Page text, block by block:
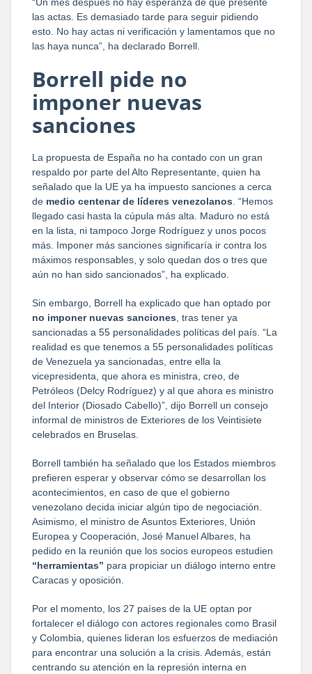
las actas. Es demasiado tarde para seguir pidiendo
esto. No hay actas ni verificación y lamentamos que no
las haya nunca”, ha declarado Borrell.
Borrell pide no
imponer nuevas
sanciones
La propuesta de España no ha contado con un gran
respaldo por parte del Alto Representante, quien ha
señalado que la UE ya ha impuesto sanciones a cerca
de medio centenar de líderes venezolanos . “Hemos
llegado casi hasta la cúpula más alta. Maduro no está
en la lista, ni tampoco Jorge Rodríguez y unos pocos
más. Imponer más sanciones significaría ir contra los
máximos responsables, y solo quedan dos o tres que
aún no han sido sancionados”, ha explicado.
Sin embargo, Borrell ha explicado que han optado por
no imponer nuevas sanciones , tras tener ya
sancionadas a 55 personalidades políticas del país. “La
realidad es que tenemos a 55 personalidades políticas
de Venezuela ya sancionadas, entre ella la
vicepresidenta, que ahora es ministra, creo, de
Petróleos (Delcy Rodríguez) y al que ahora es ministro
del Interior (Diosado Cabello)”, dijo Borrell un consejo
informal de ministros de Exteriores de los Veintisiete
celebrados en Bruselas.
Borrell también ha señalado que los Estados miembros
prefieren esperar y observar cómo se desarrollan los
acontecimientos, en caso de que el gobierno
venezolano decida iniciar algún tipo de negociación.
Asimismo, el ministro de Asuntos Exteriores, Unión
Europea y Cooperación, José Manuel Albares, ha
pedido en la reunión que los socios europeos estudien
“herramientas” para propiciar un diálogo interno entre
Caracas y oposición.
Por el momento, los 27 países de la UE optan por
fortalecer el diálogo con actores regionales como Brasil
y Colombia, quienes lideran los esfuerzos de mediación
para encontrar una solución a la crisis. Además, están
centrando su atención en la represión interna en